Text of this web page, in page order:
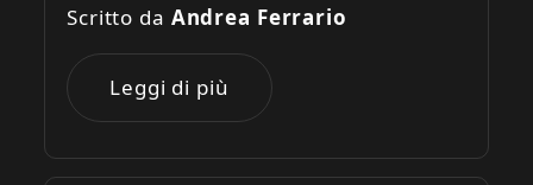
Scritto da Andrea Ferrario
Leggi di più